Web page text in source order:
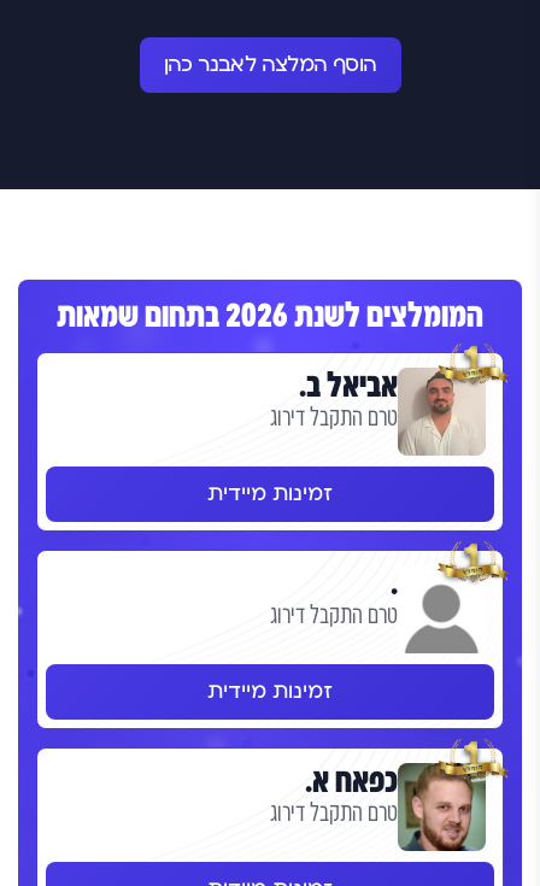
הוסף המלצה לאבנר כהן
המומלצים לשנת 2026 בתחום שמאות
אביאל ב.
טרם התקבל דירוג
זמינות מיידית
.
טרם התקבל דירוג
זמינות מיידית
כפאח א.
טרם התקבל דירוג